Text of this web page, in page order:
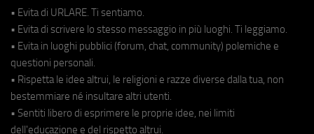
• Evita di URLARE. Ti sentiamo.
• Evita di scrivere lo stesso messaggio in più luoghi. Ti leggiamo.
• Evita in luoghi pubblici (forum, chat, community) polemiche e
questioni personali.
• Rispetta le idee altrui, le religioni e razze diverse dalla tua, non
bestemmiare né insultare altri utenti.
• Sentiti libero di esprimere le proprie idee, nei limiti
dell'educazione e del rispetto altrui.